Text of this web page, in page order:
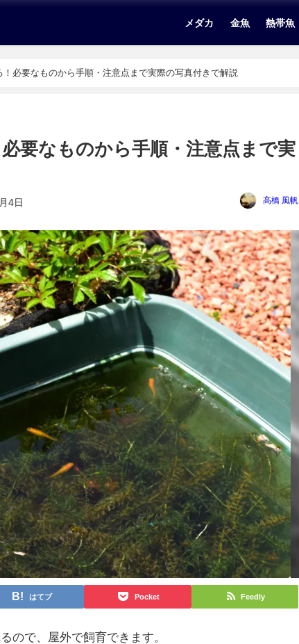
メダカ 金魚 熱帯魚
！必要なものから手順・注意点まで実際の写真付きで解説
要なものから手順・注意点まで実
4日 高橋 風帆
はてブ Pocket Feedly
ので、屋外で飼育できます。